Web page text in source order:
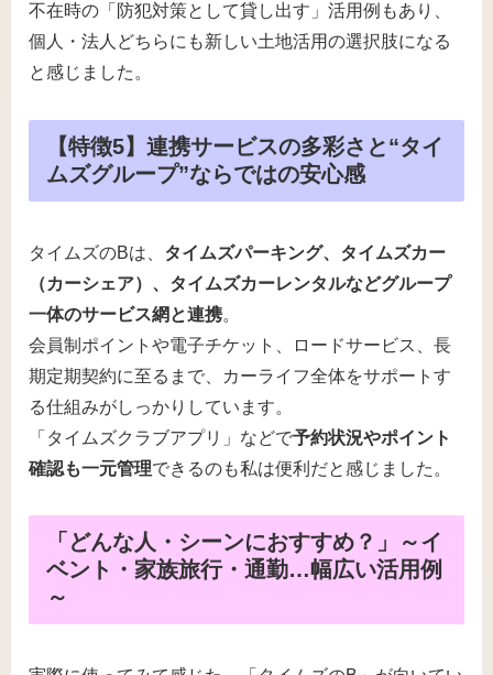
不在時の「防犯対策として貸し出す」活用例もあり、
個人・法人どちらにも新しい土地活用の選択肢になる
と感じました。
【特徴5】連携サービスの多彩さと“タイ
ムズグループ”ならではの安心感
タイムズのBは、 タイムズパーキング、タイムズカー
（カーシェア）、タイムズカーレンタルなどグループ
一体のサービス網と連携。
会員制ポイントや電子チケット、ロードサービス、長
期定期契約に至るまで、カーライフ全体をサポートす
る仕組みがしっかりしています。
「タイムズクラブアプリ」などで予約状況やポイント
確認も一元管理できるのも私は便利だと感じました。
「どんな人・シーンにおすすめ？」～イ
ベント・家族旅行・通勤…幅広い活用例
～